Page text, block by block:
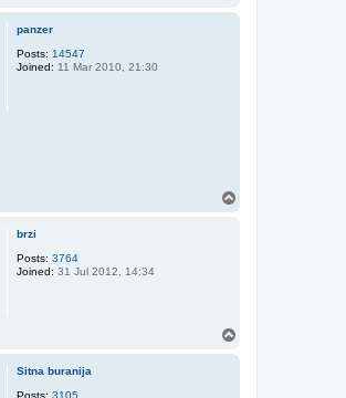
panzer
Posts: 14547
Joined: 11 Mar 2010, 21:30
brzi
Posts: 3764
Joined: 31 Jul 2012, 14:34
Sitna buranija
Posts: 3105